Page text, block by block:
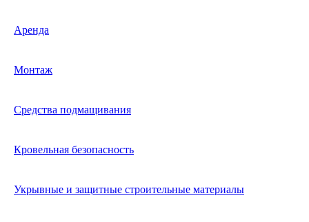
Аренда
Монтаж
Средства подмащивания
Кровельная безопасность
Укрывные и защитные строительные материалы